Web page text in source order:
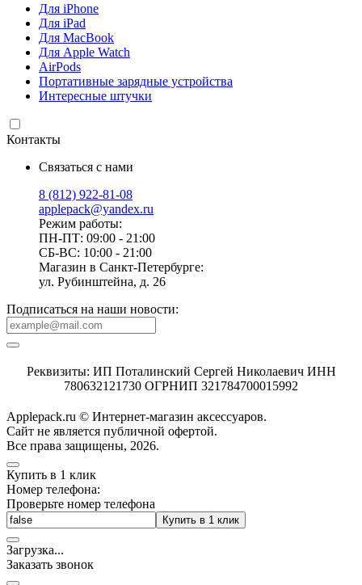
Для iPhone
Для iPad
Для MacBook
Для Apple Watch
AirPods
Портативные зарядные устройства
Интересные штучки
Контакты
Связаться с нами
8 (812) 922-81-08
applepack@yandex.ru
Режим работы:
ПН-ПТ: 09:00 - 21:00
СБ-ВС: 10:00 - 21:00
Магазин в Санкт-Петербурге:
ул. Рубинштейна, д. 26
Подписаться на наши новости:
Реквизиты: ИП Поталинский Сергей Николаевич ИНН
780632121730 ОГРНИП 321784700015992
Applepack.ru © Интернет-магазин аксессуаров.
Cайт не является публичной офертой.
Все права защищены, 2026.
Купить в 1 клик
Номер телефона:
Проверьте номер телефона
Купить в 1 клик
Загрузка...
Заказать звонок